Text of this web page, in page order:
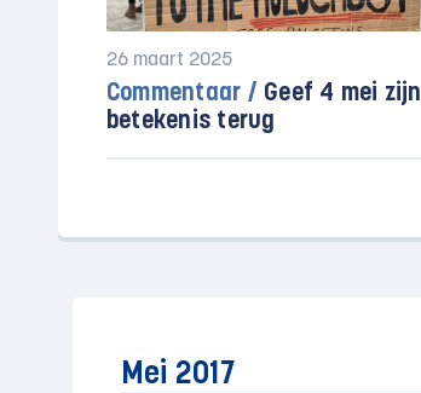
26 maart 2025
Commentaar / Geef 4 mei zijn
betekenis terug
Mei 2017